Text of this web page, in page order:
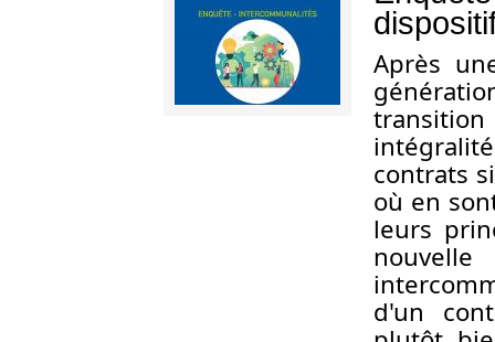
Après
transition
contrats
où en
leurs
d'un